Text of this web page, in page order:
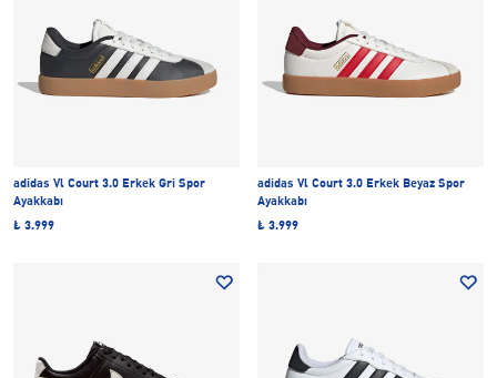
adidas Vl Court 3.0 Erkek Gri Spor
Ayakkabı
₺ 3.999
adidas Vl Court 3.0 Erkek Beyaz Spor
Ayakkabı
₺ 3.999